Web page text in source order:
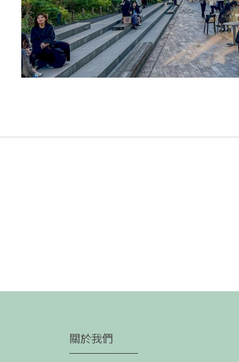
關於我們